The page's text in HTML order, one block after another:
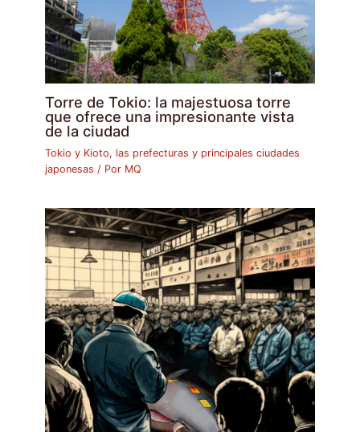
Torre de Tokio: la majestuosa torre
que ofrece una impresionante vista
de la ciudad
Tokio y Kioto, las prefecturas y principales ciudades
japonesas / Por MQ